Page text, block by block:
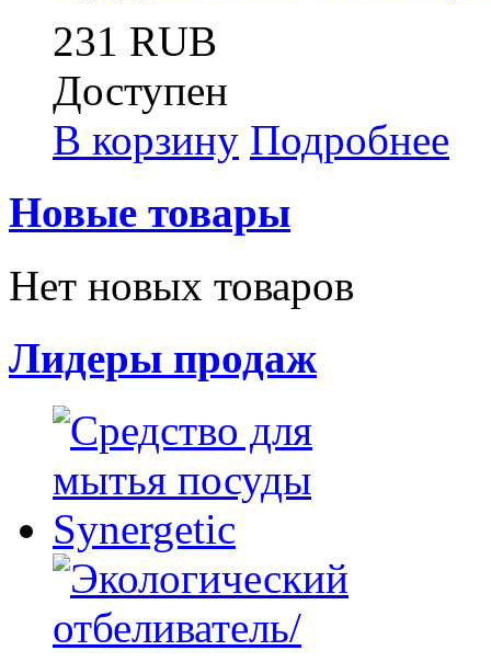
231 RUB
Доступен
В корзину Подробнее
Новые товары
Нет новых товаров
Лидеры продаж